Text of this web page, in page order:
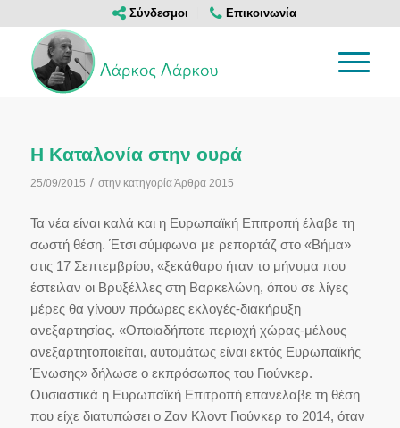
Σύνδεσμοι Επικοινωνία
Η Καταλονία στην ουρά
25/09/2015 / στην κατηγορίαΆρθρα 2015
Τα νέα είναι καλά και η Ευρωπαϊκή Επιτροπή έλαβε τη
σωστή θέση. Έτσι σύμφωνα με ρεπορτάζ στο «Βήμα»
στις 17 Σεπτεμβρίου, «ξεκάθαρο ήταν το μήνυμα που
έστειλαν οι Βρυξέλλες στη Βαρκελώνη, όπου σε λίγες
μέρες θα γίνουν πρόωρες εκλογές-διακήρυξη
ανεξαρτησίας. «Οποιαδήποτε περιοχή χώρας-μέλους
ανεξαρτητοποιείται, αυτομάτως είναι εκτός Ευρωπαϊκής
Ένωσης» δήλωσε ο εκπρόσωπος του Γιούνκερ.
Ουσιαστικά η Ευρωπαϊκή Επιτροπή επανέλαβε τη θέση
που είχε διατυπώσει ο Ζαν Κλοντ Γιούνκερ το 2014, όταν